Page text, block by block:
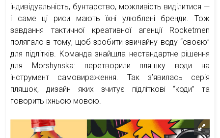
індивідуальність, бунтарство, можливість виділитися —
і саме ці риси мають їхні улюблені бренди. Тож
завдання тактичної креативної агенції Rocketmen
полягало в тому, щоб зробити звичайну воду “своєю”
для підлітків. Команда знайшла нестандартне рішення
для Morshynska: перетворили пляшку води на
інструмент самовираження. Так з’явилась серія
пляшок, дизайн яких зчитує підліткові “коди” та
говорить їхньою мовою.